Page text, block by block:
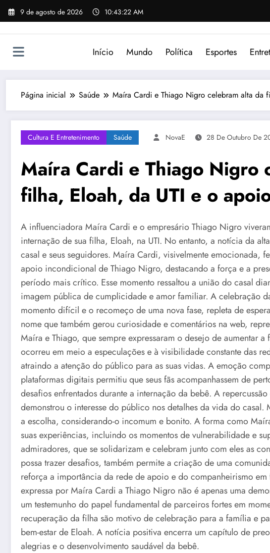
Pular
para
9 de agosto de 2026 10:43:22 AM
Início Mundo Política Esportes
Página inicial Saúde Maíra Cardi e Thiago Nigro celebram alta da
Cultura E Entretenimento Saúde NovaE 28 De Outubro De
Maíra Cardi e Thiago Nigro
filha, Eloah, da UTI e o
A influenciadora Maíra Cardi e o empresário Thiago Nigro
internação de sua filha, Eloah, na UTI. No entanto, a notícia da
casal e seus seguidores. Maíra Cardi, visivelmente emocionada,
apoio incondicional de Thiago Nigro, destacando a força e a
período mais crítico. Esse momento ressaltou a união do casal
imagem pública de cumplicidade e amor familiar. A celebração
momento difícil e o recomeço de uma nova fase, repleta de
nome que também gerou curiosidade e comentários na web,
Maíra e Thiago, que sempre expressaram o desejo de aumentar
ocorreu em meio a especulações e à visibilidade constante das
atraindo a atenção do público para as suas vidas. A emoção
plataformas digitais permitiu que seus fãs acompanhassem de
desafios enfrentados durante a internação da bebê. A
demonstrou o interesse do público nos detalhes da vida do casal.
a escolha, considerando-o incomum e bonito. A forma como
suas experiências, incluindo os momentos de vulnerabilidade e
admiradores, que se solidarizam e celebram junto com eles as
possa trazer desafios, também permite a criação de uma
reforça a importância da rede de apoio e do companheirismo
expressa por Maíra Cardi a Thiago Nigro não é apenas uma
um testemunho do papel fundamental de parceiros fortes em
recuperação da filha são motivo de celebração para a família e
bem-estar de Eloah. A notícia positiva encerra um capítulo de
alegrias e o desenvolvimento saudável da bebê.